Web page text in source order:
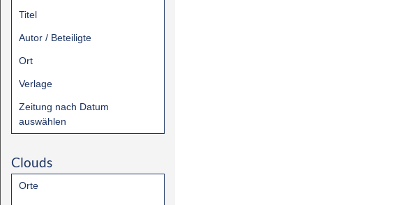
Titel
Autor / Beteiligte
Ort
Verlage
Zeitung nach Datum
auswählen
Clouds
Orte